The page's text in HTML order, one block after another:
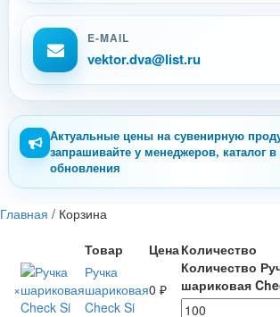
E-MAIL
vektor.dva@list.ru
Актуальные цены на сувенирную
запрашивайте у менеджеров, каталог
обновления
Главная / Корзина
Товар
ЦенаКоличество
×
Ручка
шариковая
Check Si
0 ₽
Количество
шариковая